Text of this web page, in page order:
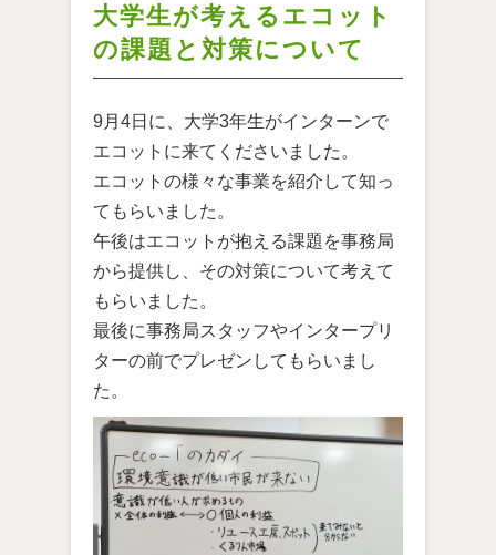
大学生が考えるエコット
の課題と対策について
9月4日に、大学3年生がインターンで
エコットに来てくださいました。
エコットの様々な事業を紹介して知っ
てもらいました。
午後はエコットが抱える課題を事務局
から提供し、その対策について考えて
もらいました。
最後に事務局スタッフやインタープリ
ターの前でプレゼンしてもらいまし
た。